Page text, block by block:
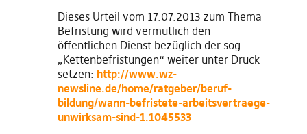
Dieses Urteil vom 17.07.2013 zum Thema
Befristung wird vermutlich den
öffentlichen Dienst bezüglich der sog.
„Kettenbefristungen“ weiter unter Druck
setzen: http://www.wz-
newsline.de/home/ratgeber/beruf-
bildung/wann-befristete-arbeitsvertraege-
unwirksam-sind-1.1045533